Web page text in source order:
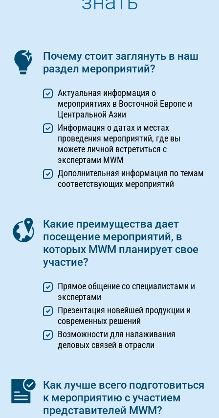
Почему стоит заглянуть в наш
раздел мероприятий?
Актуальная информация о
мероприятиях в Восточной Европе и
Центральной Азии
Информация о датах и местах
проведения мероприятий, где вы
можете личной встретиться с
экспертами MWM
Дополнительная информация по темам
соответствующих мероприятий
Какие преимущества дает
посещение мероприятий, в
которых MWM планирует свое
участие?
Прямое общение со специалистами и
экспертами
Презентация новейшей продукции и
современных решений
Возможности для налаживания
деловых связей в отрасли
Как лучше всего подготовиться
к мероприятию с участием
представителей MWM?